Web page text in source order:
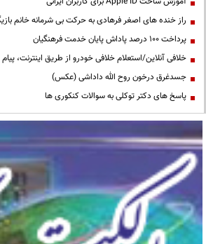
راز خنده های اصغر فرهادی به حرکت بی شرمانه خانم
پرداخت ۱۰۰ درصد پاداش پایان خدمت فرهنگیان
خلافی آنلاین/استعلام خلافی خودرو از طریق اینترنت،
جسدغرق درخون روح الله داداشی (عکس)
پاسخ های دکتر توکلی به سوالات کنکوری ها